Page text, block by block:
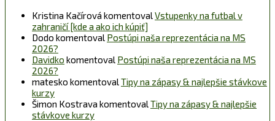
Kristina Kačírová komentovalVstupenky na futbal v
zahraničí [kde a ako ich kúpiť]
Dodo komentoval Postúpi naša reprezentácia na MS
2026?
Davidko komentoval Postúpi naša reprezentácia na MS
2026?
matesko komentovalTipy na zápasy & najlepšie stávkove
kurzy
Šimon Kostrava komentovalTipy na zápasy & najlepšie
stávkove kurzy